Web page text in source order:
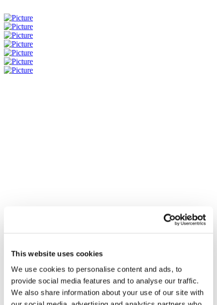
This website uses cookies
We use cookies to personalise content and ads, to
provide social media features and to analyse our traffic.
We also share information about your use of our site with